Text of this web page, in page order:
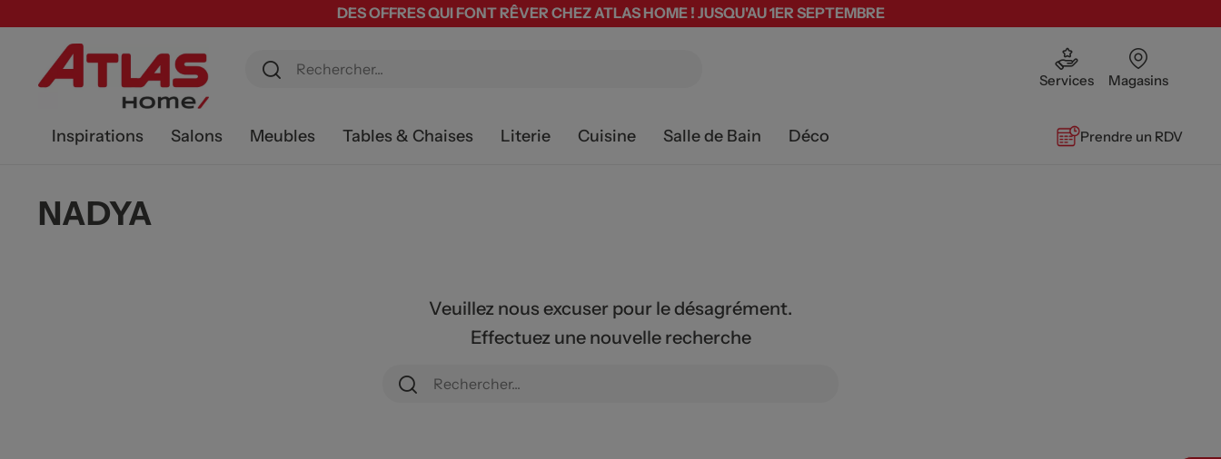
DES OFFRES QUI FONT RÊVER CHEZ ATLAS HOME ! JUSQU'AU 1ER SEPTEMBRE
Services Magasins
Inspirations Salons Meubles Tables & Chaises Literie Cuisine Salle de Bain Déco Prendre un RDV
NADYA
Veuillez nous excuser pour le désagrément.
Effectuez une nouvelle recherche